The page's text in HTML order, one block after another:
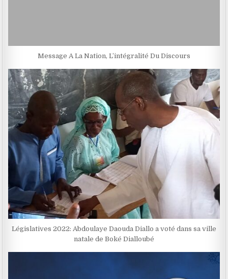
Message A La Nation, L’intégralité Du Discours
Législatives 2022: Abdoulaye Daouda Diallo a voté dans sa ville
natale de Boké Dialloubé